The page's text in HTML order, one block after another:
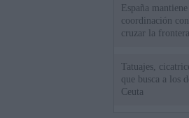
España
coordinación
cruzar la
Tatuajes,
que busca a los
Ceuta